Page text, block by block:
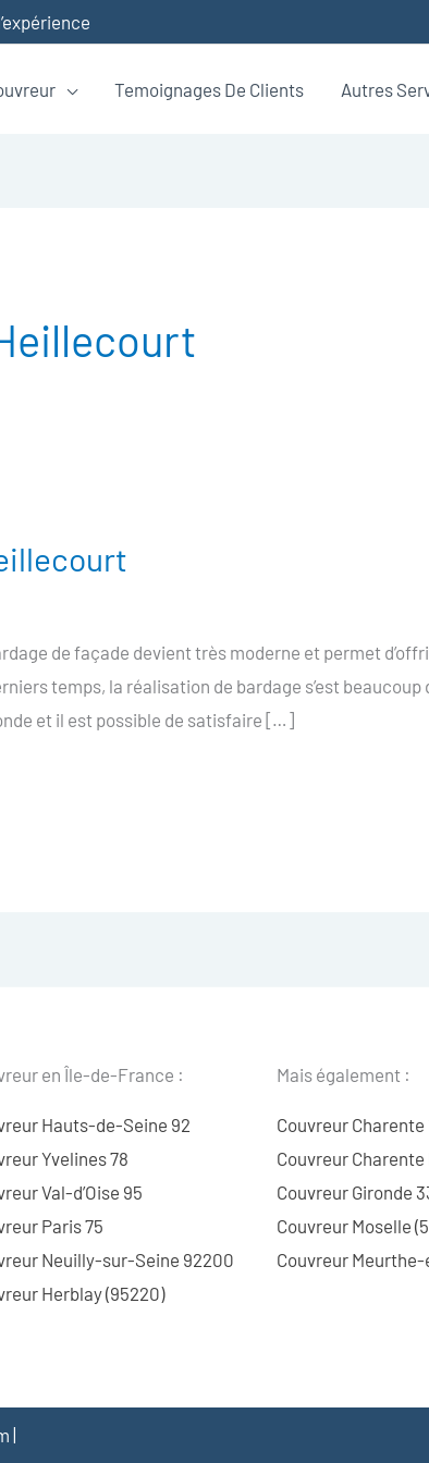
Temoignages De Clients Autres
de façade devient très moderne et permet
temps, la réalisation de bardage s’est beaucoup
et il est possible de satisfaire […]
en Île-de-France :
Hauts-de-Seine 92
Yvelines 78
Val-d’Oise 95
Paris 75
Neuilly-sur-Seine 92200
Herblay (95220)
Mais également :
Couvreur Charente
Couvreur Charente
Couvreur Gironde
Couvreur Moselle
Couvreur
|